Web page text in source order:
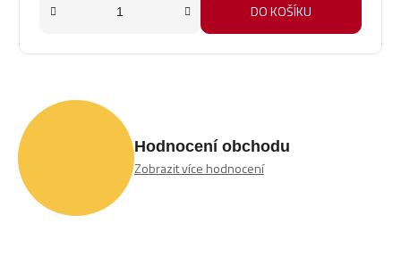
DO KOŠÍKU
Hodnocení obchodu
Zobrazit více hodnocení